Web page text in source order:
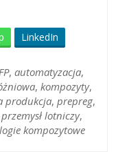
LinkedIn
, automatyzacja,
, kompozyty,
produkcja, prepreg,
przemysł lotniczy,
kompozytowe